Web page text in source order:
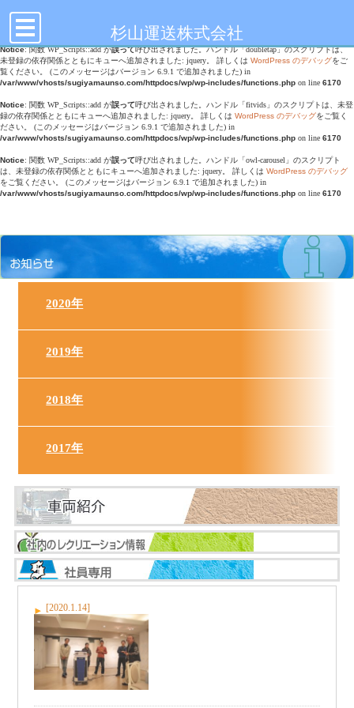
Notice: Undefined offset: 0 in
content/themes/sugiyamaunso/header.phpon line17
Notice: 関数 WP_Scripts::add が誤って呼び出されました。ハンドル「doubletap」のスクリプトは、
未登録の依存関係とともにキューへ追加されました: jquery。 詳しくは WordPress のデバッグをご
覧ください。 (このメッセージはバージョン 6.9.1 で追加されました) in
/var/www/vhosts/sugiyamaunso.com/httpdocs/wp/wp-includes/functions.php on line 6170
Notice: 関数 WP_Scripts::add が誤って呼び出されました。ハンドル「fitvids」のスクリプトは、未登
録の依存関係とともにキューへ追加されました: jquery。 詳しくは WordPress のデバッグをご覧く
ださい。 (このメッセージはバージョン 6.9.1 で追加されました) in
/var/www/vhosts/sugiyamaunso.com/httpdocs/wp/wp-includes/functions.php on line 6170
Notice: 関数 WP_Scripts::add が誤って呼び出されました。ハンドル「owl-carousel」のスクリプト
は、未登録の依存関係とともにキューへ追加されました: jquery。 詳しくは WordPress のデバッグ
をご覧ください。 (このメッセージはバージョン 6.9.1 で追加されました) in
/var/www/vhosts/sugiyamaunso.com/httpdocs/wp/wp-includes/functions.php on line 6170
杉山運送株式会社
toggle
navigation
2020年
2019年
2018年
2017年
[2020.1.14]